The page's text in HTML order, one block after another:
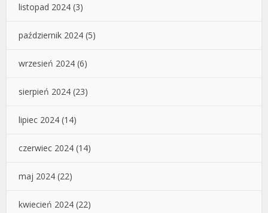
listopad 2024 (3)
październik 2024 (5)
wrzesień 2024 (6)
sierpień 2024 (23)
lipiec 2024 (14)
czerwiec 2024 (14)
maj 2024 (22)
kwiecień 2024 (22)